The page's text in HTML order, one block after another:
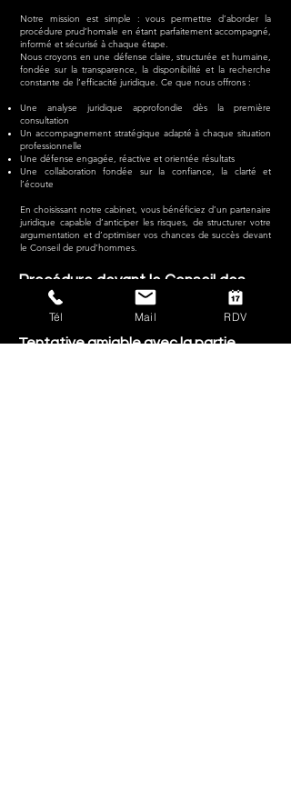
Notre mission est simple : vous permettre d’aborder la
procédure prud’homale en étant parfaitement accompagné,
informé et sécurisé à chaque étape.
Nous croyons en une défense claire, structurée et humaine,
fondée sur la transparence, la disponibilité et la recherche
constante de l’efficacité juridique. Ce que nous offrons :
Une analyse juridique approfondie dès la première
consultation
Un accompagnement stratégique adapté à chaque situation
professionnelle
Une défense engagée, réactive et orientée résultats
Une collaboration fondée sur la confiance, la clarté et
l’écoute
En choisissant notre cabinet, vous bénéficiez d’un partenaire
juridique capable d’anticiper les risques, de structurer votre
argumentation et d’optimiser vos chances de succès devant
le Conseil de prud’hommes.
Procédure devant le Conseil des
Prud'hommes
Tentative amiable avec la partie
Tél Mail RDV